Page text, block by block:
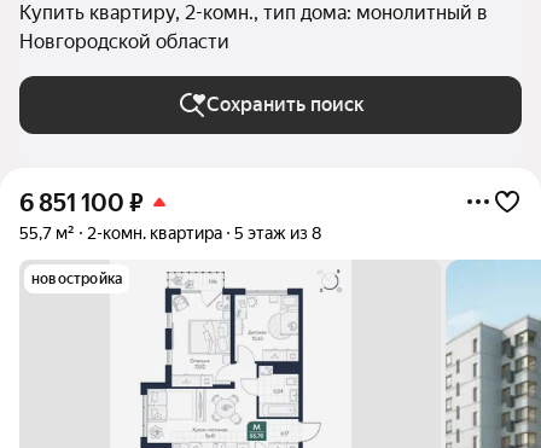
Купить квартиру, 2-комн., тип дома: монолитный в
Новгородской области
Сохранить поиск
6 851 100 ₽
55,7 м² 2-комн. квартира 5 этаж из 8
новостройка